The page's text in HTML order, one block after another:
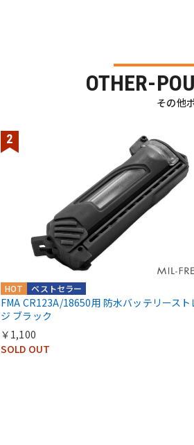
OTHER-
その他
ベストセラー
HOT
FMA CR123A/18650用 防水バッテリースト
ジ ブラック
￥1,100
SOLD OUT